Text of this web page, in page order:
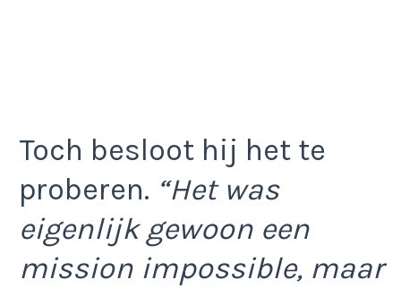
Toch besloot hij het te
proberen. “Het was
eigenlijk gewoon een
mission impossible, maar